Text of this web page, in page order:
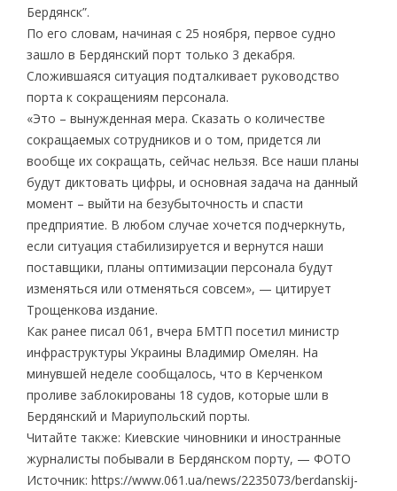
Бердянск”.
По его словам, начиная с 25 ноября, первое судно
зашло в Бердянский порт только 3 декабря.
Сложившаяся ситуация подталкивает руководство
порта к сокращениям персонала.
«Это – вынужденная мера. Сказать о количестве
сокращаемых сотрудников и о том, придется ли
вообще их сокращать, сейчас нельзя. Все наши планы
будут диктовать цифры, и основная задача на данный
момент – выйти на безубыточность и спасти
предприятие. В любом случае хочется подчеркнуть,
если ситуация стабилизируется и вернутся наши
поставщики, планы оптимизации персонала будут
изменяться или отменяться совсем», — цитирует
Трощенкова издание.
Как ранее писал 061, вчера БМТП посетил министр
инфраструктуры Украины Владимир Омелян. На
минувшей неделе сообщалось, что в Керченком
проливе заблокированы 18 судов, которые шли в
Бердянский и Мариупольский порты.
Читайте также: Киевские чиновники и иностранные
журналисты побывали в Бердянском порту, — ФОТО
Источник: https://www.061.ua/news/2235073/berdanskij-